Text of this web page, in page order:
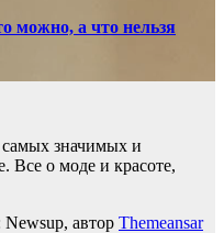
можно, а что нельзя
значимых и
Все о моде и красоте,
Newsup, автор Themeansar